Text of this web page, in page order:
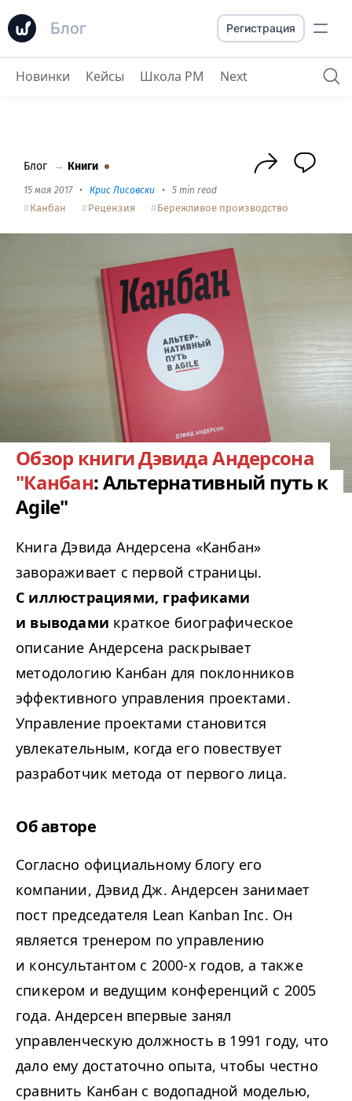
Блог
Обзор книги Дэвида Андерсона "Канбан
Регистрация
Новинки Кейсы Школа PM Next
Блог → Книги
15 мая 2017 • Крис Лисовски • 5 min read
Канбан Рецензия Бережливое производство
Обзор книги Дэвида Андерсона
"Канбан: Альтернативный путь к
Agile"
Книга Дэвида Андерсена «Канбан»
завораживает с первой страницы.
С иллюстрациями, графиками
и выводами краткое биографическое
описание Андерсена раскрывает
методологию Канбан для поклонников
эффективного управления проектами.
Управление проектами становится
увлекательным, когда его повествует
разработчик метода от первого лица.
Об авторе
Согласно официальному блогу его
компании, Дэвид Дж. Андерсен занимает
пост председателя Lean Kan­ban Inc. Он
является тренером по управлению
и консультантом с 2000‑х годов, а также
спикером и ведущим конференций с 2005
года. Андерсен впервые занял
управленческую должность в 1991 году, что
дало ему достаточно опыта, чтобы честно
сравнить Канбан с водопадной моделью,